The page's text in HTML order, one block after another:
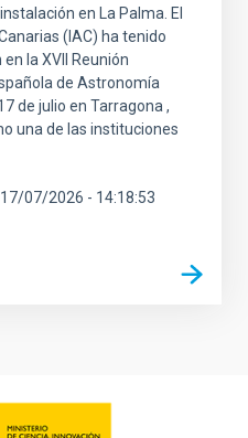
en La Palma. El
(IAC) ha tenido
la XVII Reunión
de Astronomía
de julio en Tarragona ,
una de las instituciones
17/07/2026 - 14:18:53